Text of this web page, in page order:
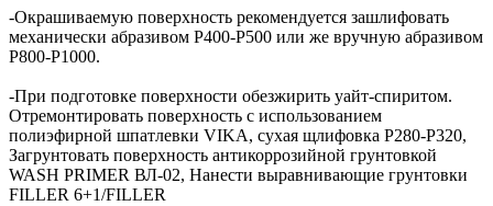
-Окрашиваемую поверхность рекомендуется зашлифовать
механически абразивом Р400-Р500 или же вручную абразивом
Р800-Р1000.
-При подготовке поверхности обезжирить уайт-спиритом.
Отремонтировать поверхность с использованием
полиэфирной шпатлевки VIKA, сухая щлифовка P280-P320,
Загрунтовать поверхность антикоррозийной грунтовкой
WASH PRIMER ВЛ-02, Нанести выравнивающие грунтовки
FILLER 6+1/FILLER